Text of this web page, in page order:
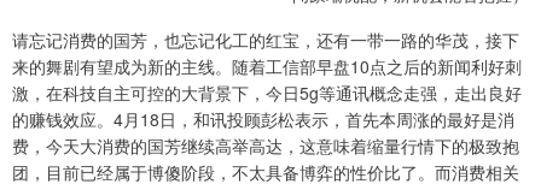
请忘记消费的国芳，也忘记化工的红宝，还有一带一路的华茂，接下
来的舞剧有望成为新的主线。随着工信部早盘10点之后的新闻利好刺
激，在科技自主可控的大背景下，今日5g等通讯概念走强，走出良好
的赚钱效应。4月18日，和讯投顾彭松表示，首先本周涨的最好是消
费，今天大消费的国芳继续高举高达，这意味着缩量行情下的极致抱
团，目前已经属于博傻阶段，不太具备博弈的性价比了。而消费相关